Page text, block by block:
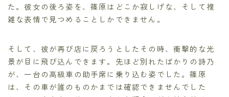
た。彼女の後ろ姿を、篠原はどこか寂しげな、そして複
雑な表情で見つめることしかできません。
そして、彼が再び店に戻ろうとしたその時、衝撃的な光
景が目に飛び込んできます。先ほど別れたばかりの詩乃
が、一台の高級車の助手席に乗り込む姿でした。篠原
は、その車が誰のものかまでは確認できませんでした